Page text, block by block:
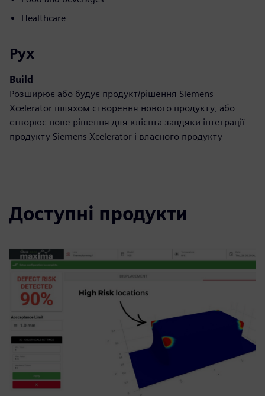
Healthcare
Рух
Build
Розширює або будує продукт/рішення Siemens
Xcelerator шляхом створення нового продукту, або
створює нове рішення для клієнта завдяки інтеграції
продукту Siemens Xcelerator і власного продукту
Доступні продукти